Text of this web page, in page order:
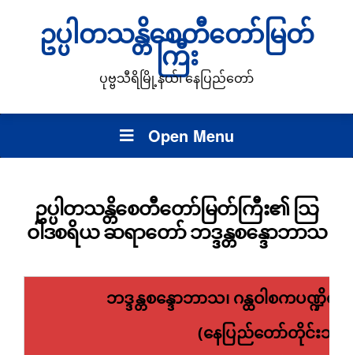
ဥပ္ပါတသန္တိစေတီတော်မြတ်
ကြီး
ပုဗ္ဗသီရိမြို့နယ်၊ နေပြည်တော်
Open Menu
ဥပ္ပါတသန္တိစေတီတော်မြတ်ကြီး၏ သြ
ဝါဒစရိယ ဆရာတော် ဘဒ္ဒန္တစန္ဒောဘာသ
ဘဒ္ဒန္တစန္ဒောဘာသ၊ ဂန္ထဝါစကပဏ္ဍိ
(နေပြည်တော်တိုင်းသံ